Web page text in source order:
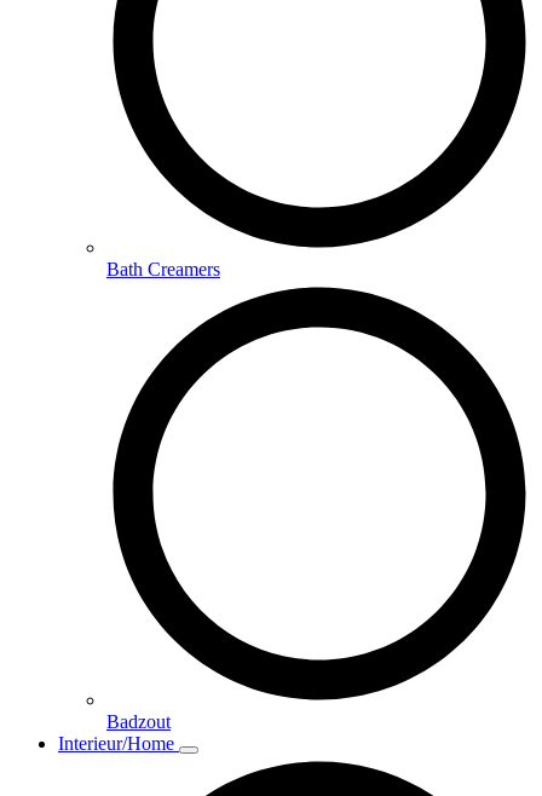
Bath Creamers
Badzout
Interieur/Home